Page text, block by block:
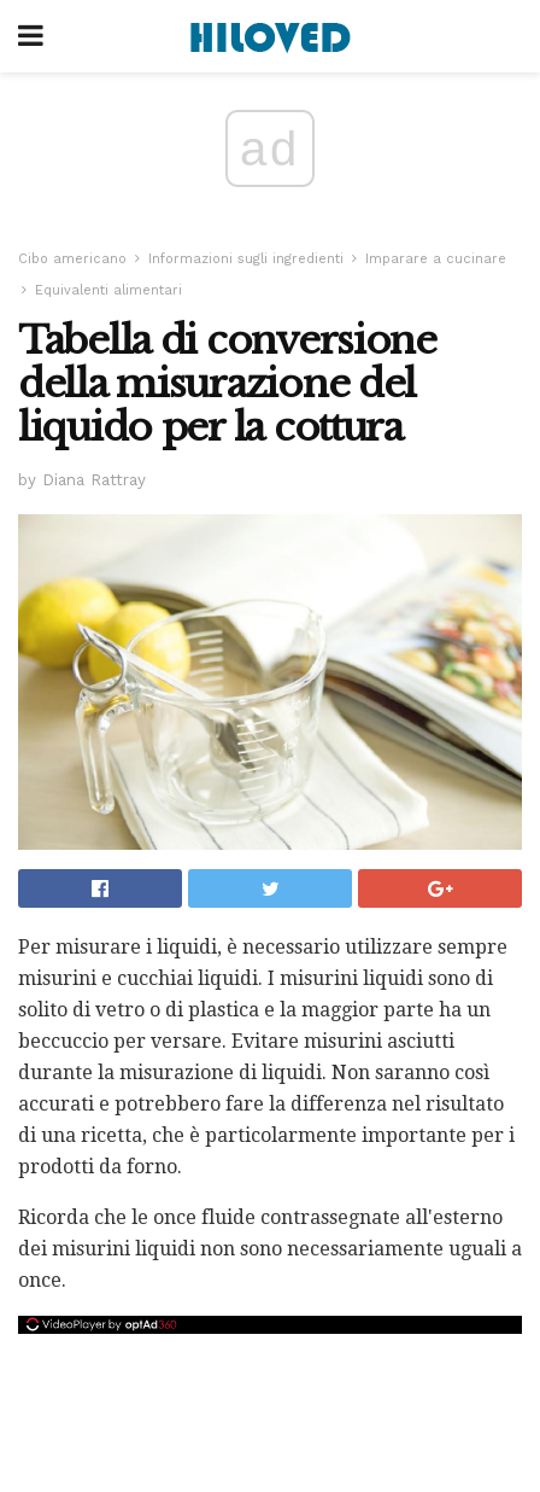
ad
Cibo americano Informazioni sugli ingredienti
Imparare a cucinare
Equivalenti alimentari
Tabella di conversione
della misurazione del
liquido per la cottura
by Diana Rattray
Per misurare i liquidi, è necessario utilizzare sempre
misurini e cucchiai liquidi. I misurini liquidi sono di
solito di vetro o di plastica e la maggior parte ha un
beccuccio per versare. Evitare misurini asciutti
durante la misurazione di liquidi. Non saranno così
accurati e potrebbero fare la differenza nel risultato
di una ricetta, che è particolarmente importante per i
prodotti da forno.
Ricorda che le once fluide contrassegnate all'esterno
dei misurini liquidi non sono necessariamente uguali a
once.